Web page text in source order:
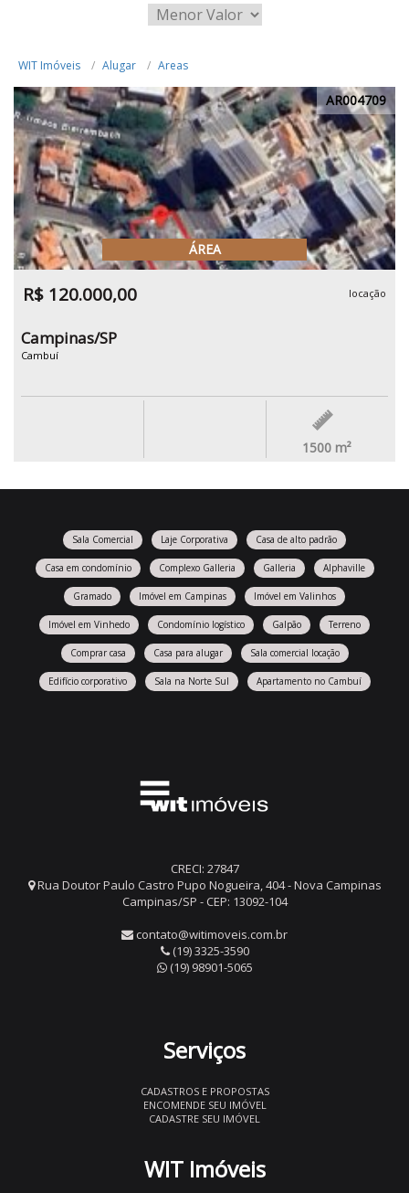
WIT Imóveis Alugar Areas
AR004709
ÁREA
R$ 120.000,00 locação
Campinas/SP
Cambuí
1500 m²
Sala Comercial Laje Corporativa Casa de alto padrão
Casa em condomínio Complexo Galleria Galleria Alphaville
Gramado Imóvel em Campinas Imóvel em Valinhos
Imóvel em Vinhedo Condomínio logístico Galpão Terreno
Comprar casa Casa para alugar Sala comercial locação
Edifício corporativo Sala na Norte Sul Apartamento no Cambuí
CRECI: 27847
Rua Doutor Paulo Castro Pupo Nogueira, 404 - Nova Campinas
Campinas/SP - CEP: 13092-104
contato@witimoveis.com.br
(19) 3325-3590
(19) 98901-5065
Serviços
CADASTROS E PROPOSTAS
ENCOMENDE SEU IMÓVEL
CADASTRE SEU IMÓVEL
WIT Imóveis